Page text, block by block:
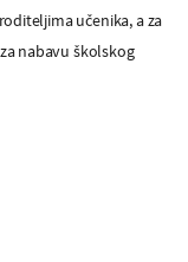
učenika, a za
nabavu školskog